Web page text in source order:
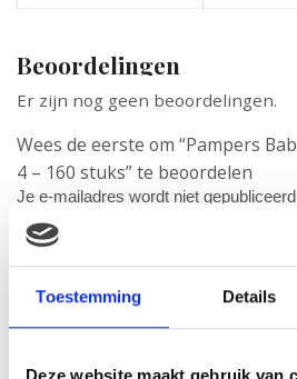
Toestemming Details
Deze website maakt gebruik van
Beoordelingen
Er zijn nog geen beoordelingen.
Wees de eerste om “Pampers
4 – 160 stuks” te beoordelen
Je e-mailadres wordt niet
Je waardering